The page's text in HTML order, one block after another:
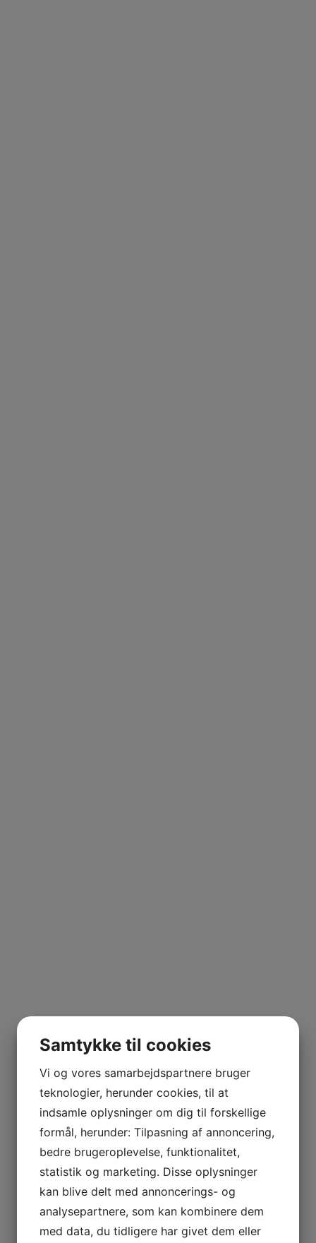
Samtykke til cookies
Vi og vores samarbejdspartnere bruger
teknologier, herunder cookies, til at
indsamle oplysninger om dig til forskellige
formål, herunder: Tilpasning af annoncering,
bedre brugeroplevelse, funktionalitet,
statistik og marketing. Disse oplysninger
kan blive delt med annoncerings- og
analysepartnere, som kan kombinere dem
med data, du tidligere har givet dem eller